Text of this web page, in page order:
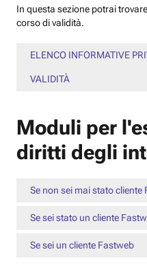
In questa sezione potrai
corso di validità.
ELENCO INFORMATIVE
VALIDITÀ
Moduli per
diritti degli
Se non sei mai stato cliente
Se sei stato un cliente
Se sei un cliente Fastweb